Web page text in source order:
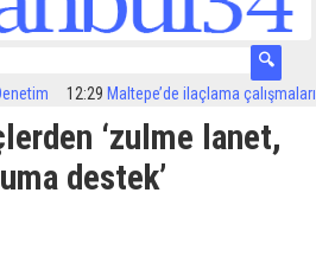
12:29Maltepe’de ilaçlama çalışmaları
‘zulme lanet,
destek’